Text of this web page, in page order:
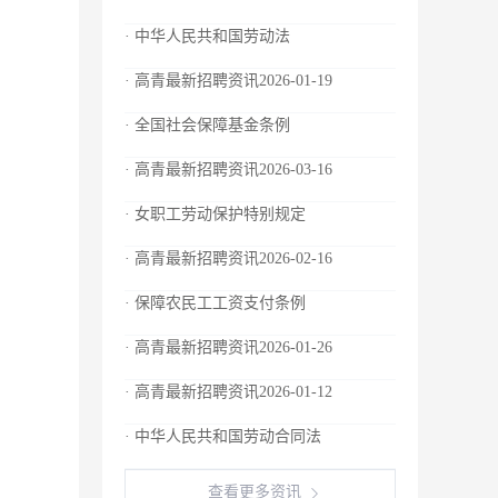
· 中华人民共和国劳动法
· 高青最新招聘资讯2026-01-19
· 全国社会保障基金条例
· 高青最新招聘资讯2026-03-16
· 女职工劳动保护特别规定
· 高青最新招聘资讯2026-02-16
· 保障农民工工资支付条例
· 高青最新招聘资讯2026-01-26
· 高青最新招聘资讯2026-01-12
· 中华人民共和国劳动合同法
查看更多资讯